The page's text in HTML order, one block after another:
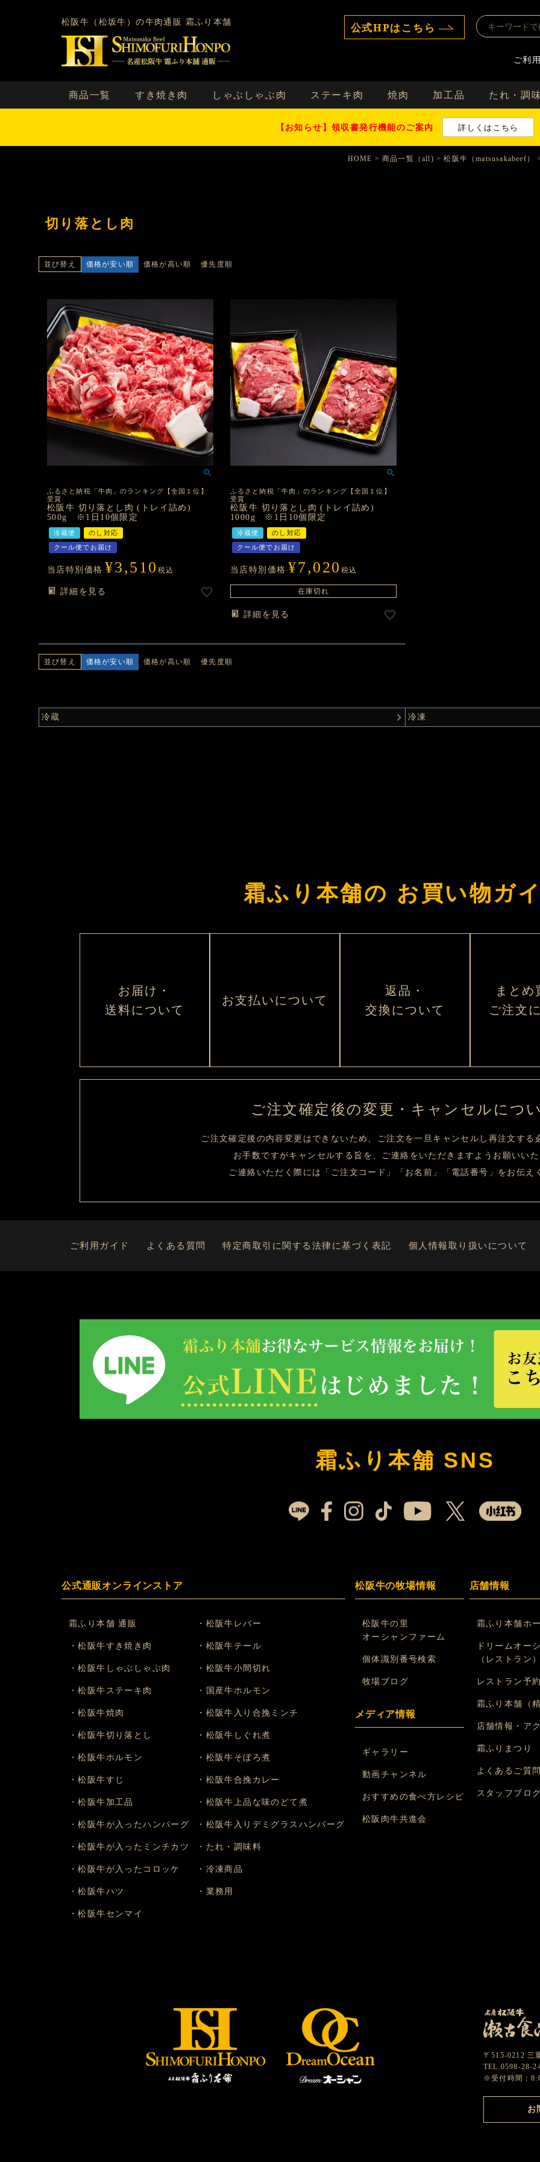
松阪牛（松坂牛）の牛肉通販 霜ふり本舗 公式HPはこちら
ご利
商品一覧 すき焼き肉 しゃぶしゃぶ肉 ステーキ肉 焼肉 加工品 たれ・調
【お知らせ】領収書発行機能のご案内 詳しくはこちら
HOME 商品一覧（all) 松阪牛（matsusakabeef）
切り落とし肉
並び替え 価格が安い順 価格が高い順 優先度順
ふるさと納税「牛肉」のランキング【全国１位】
受賞
松阪牛 切り落とし肉 (トレイ詰め)
500g ※1日10個限定
冷蔵便
のし対応
クール便でお届け
当店特別価格 ¥3,510税込
詳細を見る
ふるさと納税「牛肉」のランキング【全国１位】
受賞
松阪牛 切り落とし肉 (トレイ詰め)
1000g ※1日10個限定
冷蔵便
のし対応
クール便でお届け
当店特別価格 ¥7,020税込
在庫切れ
詳細を見る
並び替え 価格が安い順 価格が高い順 優先度順
冷蔵 冷凍
霜ふり本舗の お買い物ガ
お届け・
送料について
お支払いについて
返品・
交換について
まとめ
ご注文
ご注文確定後の変更・キャンセルにつ
ご注文確定後の内容変更はできないため、ご注文を一旦キャンセルし再注文する
お手数ですがキャンセルする旨を、ご連絡をいただきますようお願いい
ご連絡いただく際には「ご注文コード」「お名前」「電話番号」をお伝え
ご利用ガイド よくある質問 特定商取引に関する法律に基づく表記 個人情報取り扱いについて
霜ふり本舗 SNS
公式通販オンラインストア
霜ふり本舗 通販
・松阪牛すき焼き肉
・松阪牛しゃぶしゃぶ肉
・松阪牛ステーキ肉
・松阪牛焼肉
・松阪牛切り落とし
・松阪牛ホルモン
・松阪牛すじ
・松阪牛加工品
・松阪牛が入ったハンバーグ
・松阪牛が入ったミンチカツ
・松阪牛が入ったコロッケ
・松阪牛ハツ
・松阪牛センマイ
・松阪牛レバー
・松阪牛テール
・松阪牛小間切れ
・国産牛ホルモン
・松阪牛入り合挽ミンチ
・松阪牛しぐれ煮
・松阪牛そぼろ煮
・松阪牛合挽カレー
・松阪牛上品な味のどて煮
・松阪牛入りデミグラスハンバーグ
・たれ・調味料
・冷凍商品
・業務用
松阪牛の牧場情報
松阪牛の里
オーシャンファーム
個体識別番号検索
牧場ブログ
メディア情報
ギャラリー
動画チャンネル
おすすめの食べ方レシピ
松阪肉牛共進会
店舗情報
霜ふり本舗ホ
ドリームオー
（レストラン
レストラン予
霜ふり本舗（
店舗情報・ア
霜ふりまつり
よくあるご質
スタッフブロ
〒515-0212 三
TEL.0598-28-
※受付時間：
お